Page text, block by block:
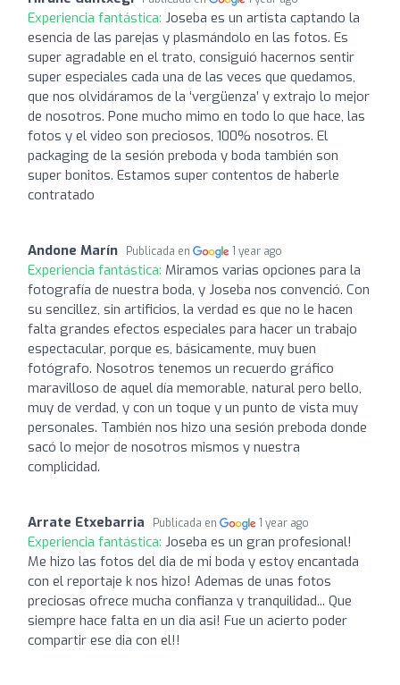
Experiencia fantástica: Joseba es un artista captando la
esencia de las parejas y plasmándolo en las fotos. Es
super agradable en el trato, consiguió hacernos sentir
super especiales cada una de las veces que quedamos,
que nos olvidáramos de la ‘vergüenza’ y extrajo lo mejor
de nosotros. Pone mucho mimo en todo lo que hace, las
fotos y el video son preciosos, 100% nosotros. El
packaging de la sesión preboda y boda también son
super bonitos. Estamos super contentos de haberle
contratado
Andone Marín Publicada en 1 year ago
Experiencia fantástica: Miramos varias opciones para la
fotografía de nuestra boda, y Joseba nos convenció. Con
su sencillez, sin artificios, la verdad es que no le hacen
falta grandes efectos especiales para hacer un trabajo
espectacular, porque es, básicamente, muy buen
fotógrafo. Nosotros tenemos un recuerdo gráfico
maravilloso de aquel día memorable, natural pero bello,
muy de verdad, y con un toque y un punto de vista muy
personales. También nos hizo una sesión preboda donde
sacó lo mejor de nosotros mismos y nuestra
complicidad.
Arrate Etxebarria Publicada en 1 year ago
Experiencia fantástica: Joseba es un gran profesional!
Me hizo las fotos del dia de mi boda y estoy encantada
con el reportaje k nos hizo! Ademas de unas fotos
preciosas ofrece mucha confianza y tranquilidad... Que
siempre hace falta en un dia asi! Fue un acierto poder
compartir ese dia con el!!